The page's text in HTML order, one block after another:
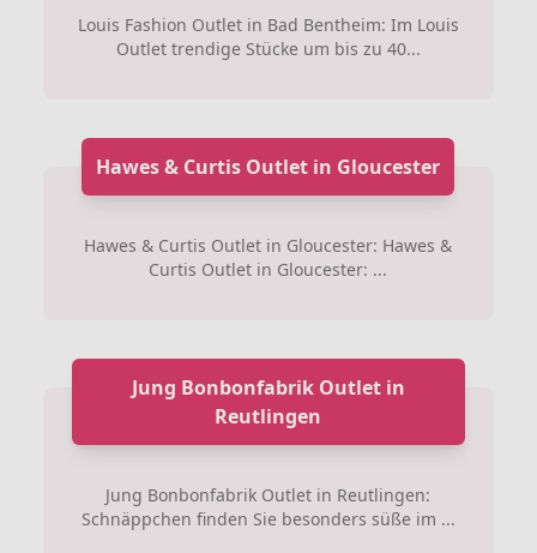
Louis Fashion Outlet in Bad Bentheim: Im Louis
Outlet trendige Stücke um bis zu 40...
Hawes & Curtis Outlet in Gloucester
Hawes & Curtis Outlet in Gloucester: Hawes &
Curtis Outlet in Gloucester: ...
Jung Bonbonfabrik Outlet in
Reutlingen
Jung Bonbonfabrik Outlet in Reutlingen:
Schnäppchen finden Sie besonders süße im ...